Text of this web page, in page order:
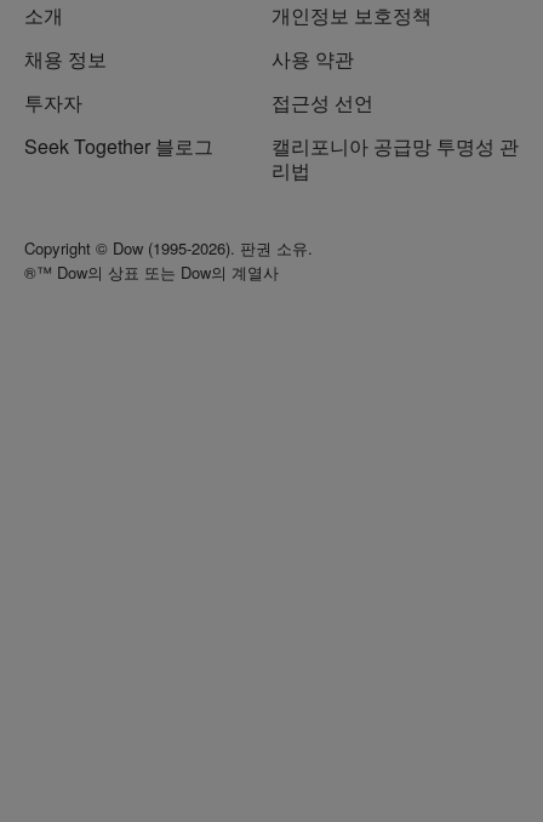
소개
채용 정보
투자자
Seek Together 블로그
개인정보 보호정책
사용 약관
접근성 선언
캘리포니아 공급망 투명성 관
리법
Copyright © Dow (1995-2026). 판권 소유.
®™ Dow의 상표 또는 Dow의 계열사